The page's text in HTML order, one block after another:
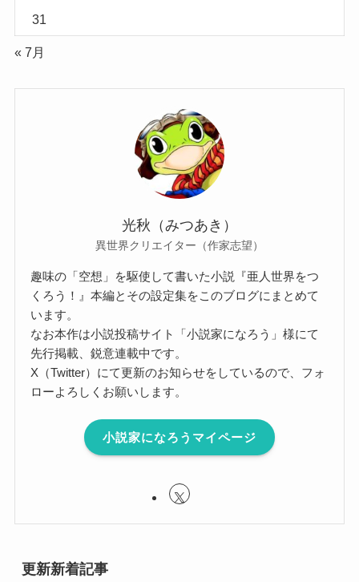
31
« 7月
光秋（みつあき）
異世界クリエイター（作家志望）
趣味の「空想」を駆使して書いた小説『亜人世界をつ
くろう！』本編とその設定集をこのブログにまとめて
います。
なお本作は小説投稿サイト「小説家になろう」様にて
先行掲載、鋭意連載中です。
X（Twitter）にて更新のお知らせをしているので、フォ
ローよろしくお願いします。
小説家になろうマイページ
更新新着記事